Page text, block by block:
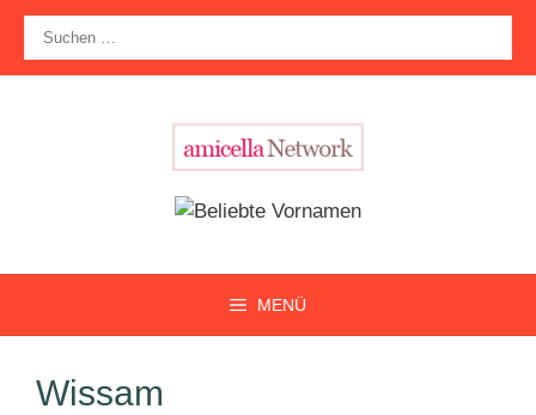
Zum
Inhalt
springen
nach:
MENÜ
Wissam